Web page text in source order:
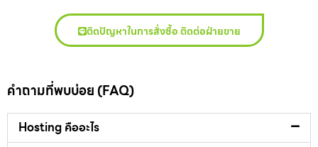
ติดปัญหาในการสั่งซื้อ ติดต่อฝ่ายขาย
คำถามที่พบบ่อย (FAQ)
Hosting คืออะไร